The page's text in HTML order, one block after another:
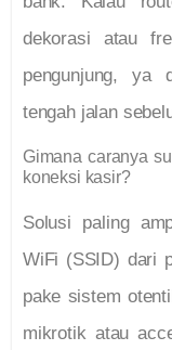
dekorasi atau
pengunjung, ya
tengah jalan
Gimana caranya
koneksi kasir?
Solusi paling
WiFi (SSID) dari
pake sistem
mikrotik atau